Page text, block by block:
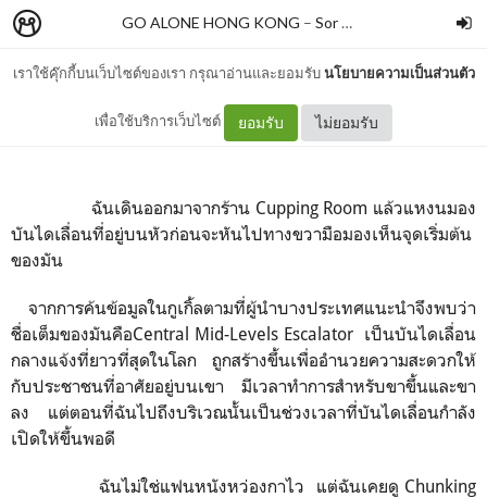
เราใช้คุ๊กกี้บนเว็บไซต์ของเรา กรุณาอ่านและยอมรับนโยบายความเป็นส่วนตัว
เพื่อใช้บริการเว็บไซต์ ยอมรับ ไม่ยอมรับ
GO ALONE HONG KONG – Sor Winchester
010 : บันไดเลื่อนอาเฟย
ฉันเดินออกมาจากร้าน Cupping Room แล้วแหงนมอง
บันไดเลื่อนที่อยู่บนหัวก่อนจะหันไปทางขวามือมองเห็นจุดเริ่มต้น
ของมัน
จากการค้นข้อมูลในกูเกิ้ลตามที่ผู้นำบางประเทศแนะนำจึงพบว่า
ชื่อเต็มของมันคือCentral Mid-Levels Escalator เป็นบันไดเลื่อน
กลางแจ้งที่ยาวที่สุดในโลก
ถูกสร้างขึ้นเพื่ออำนวยความสะดวกให้
กับประชาชนที่อาศัยอยู่บนเขา มีเวลาทำการสำหรับขาขึ้นและขา
ลง แต่ตอนที่ฉันไปถึงบริเวณนั้นเป็นช่วงเวลาที่บันไดเลื่อนกำลัง
เปิดให้ขึ้นพอดี
ฉันไม่ใช่แฟนหนังหว่องกาไว แต่ฉันเคยดู Chunking